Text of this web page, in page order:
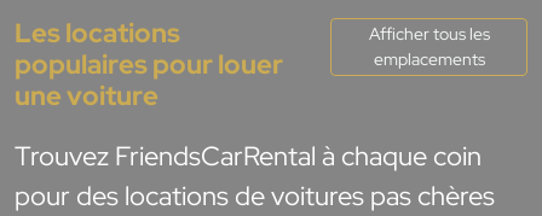
Les locations
populaires pour louer
une voiture
Afficher tous les
emplacements
Trouvez FriendsCarRental à chaque coin
pour des locations de voitures pas chères